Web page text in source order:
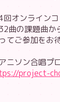
回オンライン
曲の課題曲か
てご参加をお
ニソン合唱プ
project-